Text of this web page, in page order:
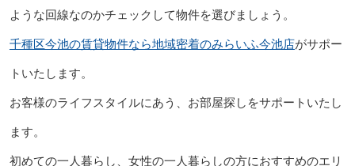
ような回線なのかチェックして物件を選びましょう。
千種区今池の賃貸物件なら地域密着のみらいふ今池店がサポー
トいたします。
お客様のライフスタイルにあう、お部屋探しをサポートいたし
ます。
初めての一人暮らし、女性の一人暮らしの方におすすめのエリ